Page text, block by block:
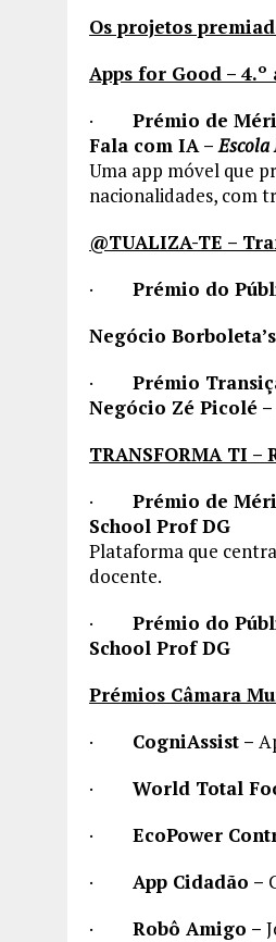
Os projetos
Apps for Good – 4.º
· Prémio de
Fala com IA –Escola
Uma app móvel que
nacionalidades, com
@TUALIZA-TE –
· Prémio do
Negócio
· Prémio
Negócio Zé Picolé
TRANSFORMA TI –
· Prémio de
School Prof DG
Plataforma que
docente.
· Prémio do
School Prof DG
Prémios Câmara
· CogniAssist –
· World Total
· EcoPower
· App Cidadão –
· Robô Amigo –